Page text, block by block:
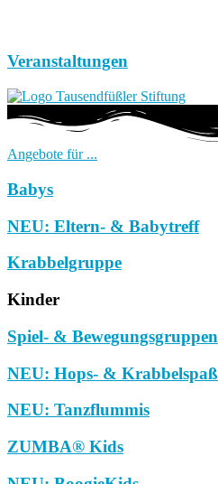
Veranstaltungen
Angebote für ...
Babys
NEU: Eltern- & Babytreff
Krabbelgruppe
Kinder
Spiel- & Bewegungsgruppen
NEU: Hops- & Krabbelspaß
NEU: Tanzflummis
ZUMBA® Kids